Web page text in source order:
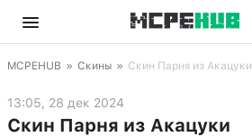
MCPEHUB » Скины » Скин Парня из Акацуки
13:05, 28 дек 2024
Скин Парня из Акацуки